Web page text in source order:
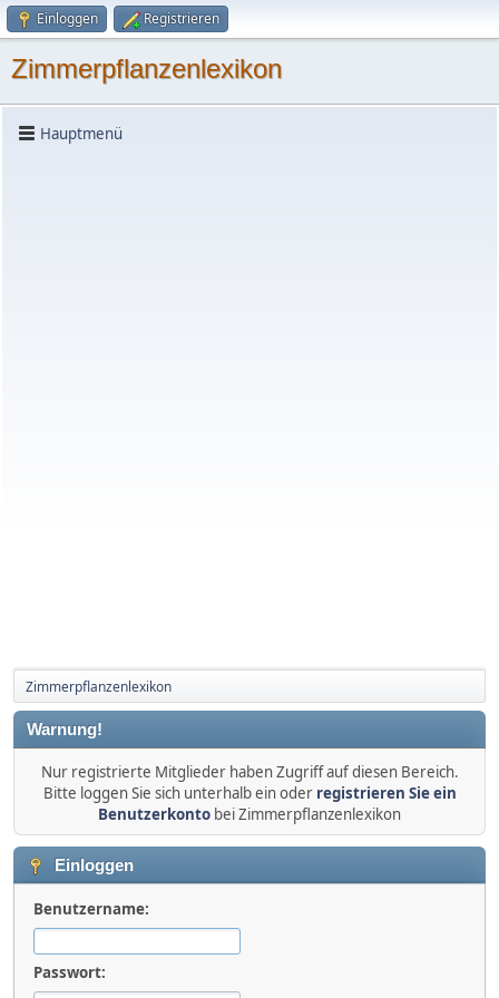
Einloggen Registrieren
Zimmerpflanzenlexikon
Hauptmenü
Zimmerpflanzenlexikon
Warnung!
Nur registrierte Mitglieder haben Zugriff auf diesen Bereich.
Bitte loggen Sie sich unterhalb ein oder registrieren Sie ein
Benutzerkonto bei Zimmerpflanzenlexikon
Einloggen
Benutzername:
Passwort: